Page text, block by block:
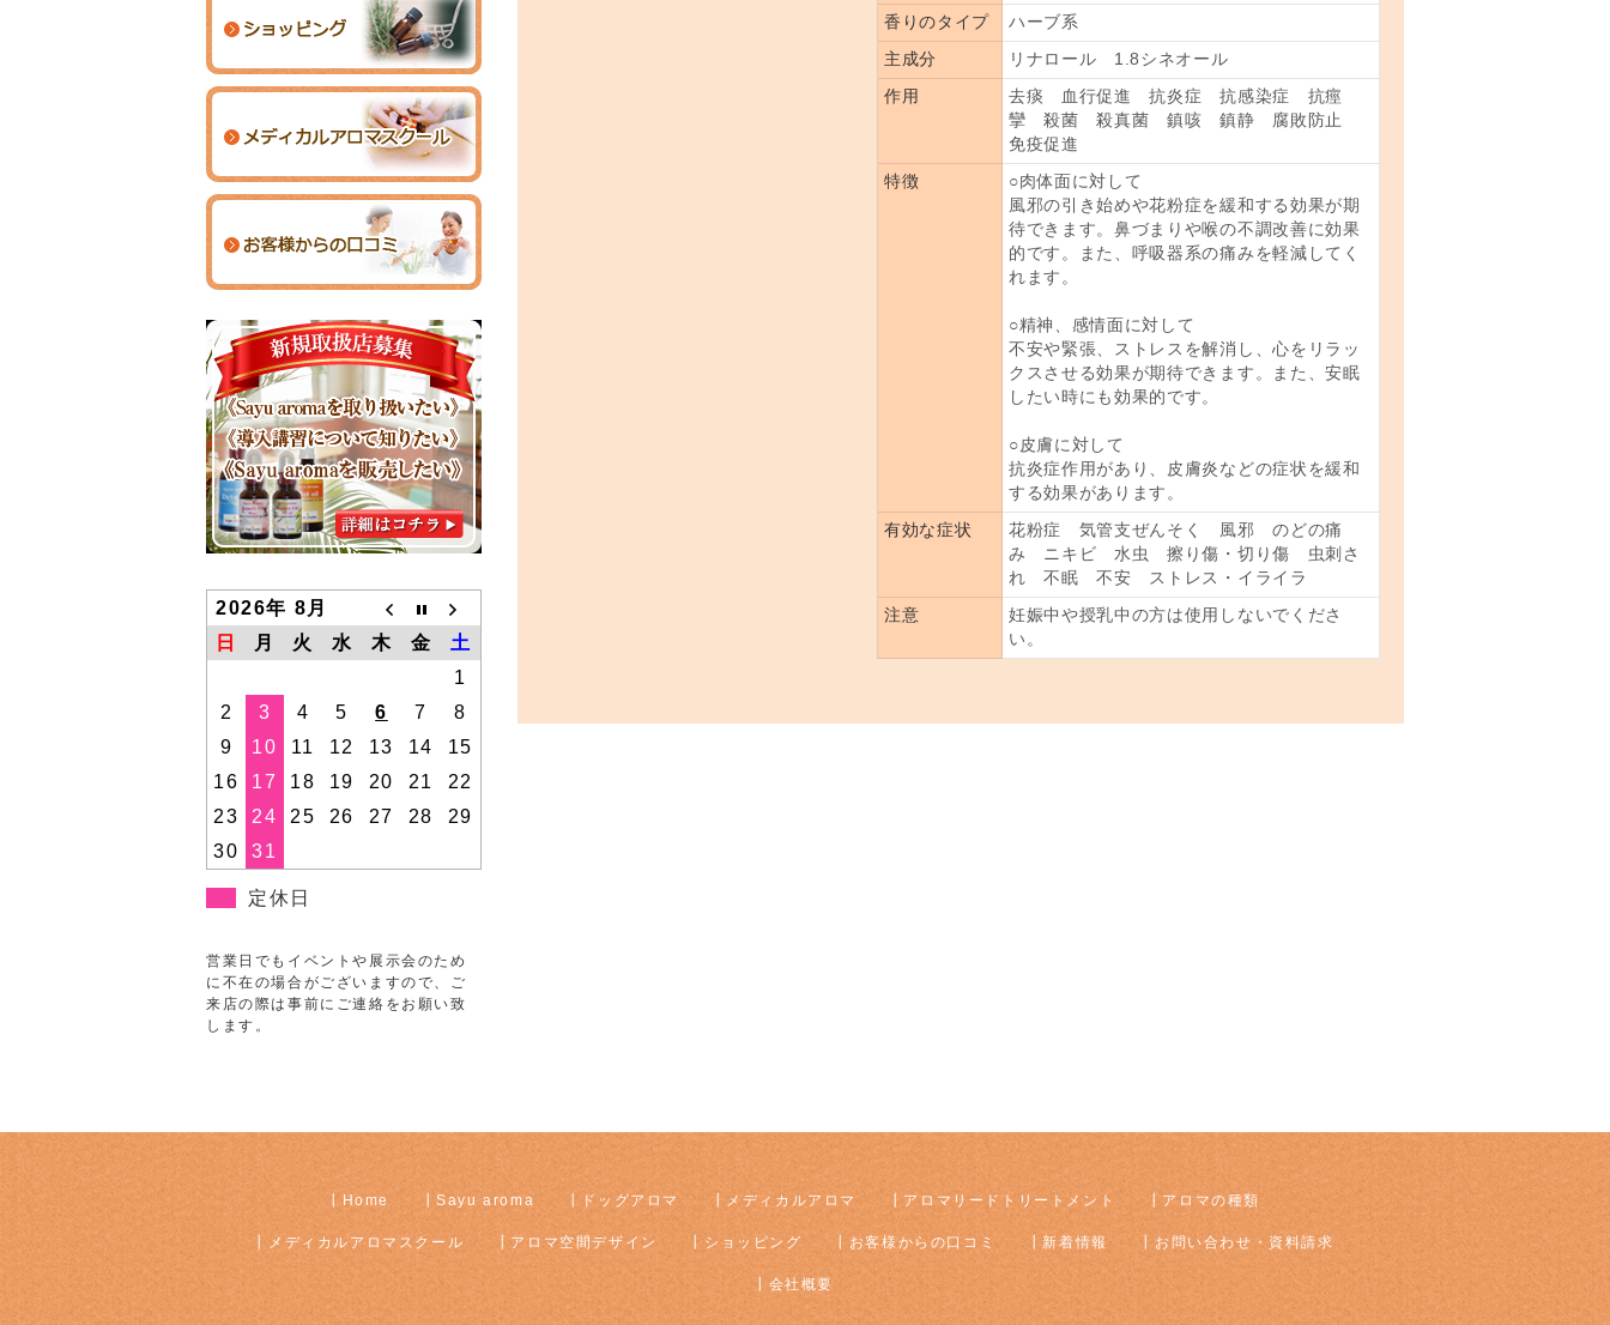
香りのタイプ ハーブ系
主成分 リナロール 1.8シネオール
作用
去痰 血行促進 抗炎症 抗感染症 抗痙
攣 殺菌 殺真菌 鎮咳 鎮静 腐敗防止
免疫促進
特徴
○肉体面に対して
風邪の引き始めや花粉症を緩和する効果が期
待できます。鼻づまりや喉の不調改善に効果
的です。また、呼吸器系の痛みを軽減してく
れます。
○精神、感情面に対して
不安や緊張、ストレスを解消し、心をリラッ
クスさせる効果が期待できます。また、安眠
したい時にも効果的です。
○皮膚に対して
抗炎症作用があり、皮膚炎などの症状を緩和
する効果があります。
有効な症状
花粉症 気管支ぜんそく 風邪 のどの痛
み ニキビ 水虫 擦り傷・切り傷 虫刺さ
れ 不眠 不安 ストレス・イライラ
注意
妊娠中や授乳中の方は使用しないでくださ
い。
2026年 8月
日
月 火 水 木 金
土
1
2
3 4 5 6 7
8
9
10 11 12 13 14
15
16
17 18 19 20 21
22
23
24 25 26 27 28
29
30
31
定休日
営業日でもイベントや展示会のため
に不在の場合がございますので、ご
来店の際は事前にご連絡をお願い致
します。
Home Sayu aroma ドッグアロマ メディカルアロマ アロマリードトリートメント アロマの種類
メディカルアロマスクール アロマ空間デザイン ショッピング お客様からの口コミ 新着情報 お問い合わせ・資料請求
会社概要